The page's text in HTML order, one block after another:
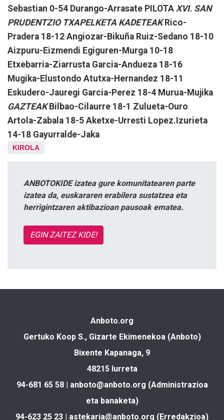
Sebastian 0-54 Durango-Arrasate PILOTA XVI. SAN
PRUDENTZIO TXAPELKETA KADETEAK Rico-
Pradera 18-12 Angiozar-Bikuña Ruiz-Sedano 18-10
Aizpuru-Eizmendi Egiguren-Murga 10-18
Etxebarria-Ziarrusta Garcia-Andueza 18-16
Mugika-Elustondo Atutxa-Hernandez 18-11
Eskudero-Jauregi Garcia-Perez 18-4 Murua-Mujika
GAZTEAK Bilbao-Cilaurre 18-1 Zulueta-Ouro
Artola-Zabala 18-5 Aketxe-Urresti Lopez.Izurieta
14-18 Gayurralde-Jaka
KIROLA
ANBOTOKIDE izatea gure komunitatearen parte
izatea da, euskararen erabilera sustatzea eta
herrigintzaren aktibazioan pausoak ematea.
EGIN ZAITEZ KIDE!
Anboto.org
Gertuko Koop S., Gizarte Ekimenekoa (Anboto)
Bixente Kapanaga, 9
48215 Iurreta
94-681 65 58 | anboto@anboto.org (Administrazioa
eta banaketa)
94-623 25 23 | astekaria@anboto.org (Erredakzioa)